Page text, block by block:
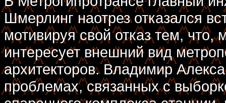
Шмерлинг наотрез отказался
мотивируя свой отказ тем,
интересует внешний вид
архитекторов. Владимир
проблемах, связанных с